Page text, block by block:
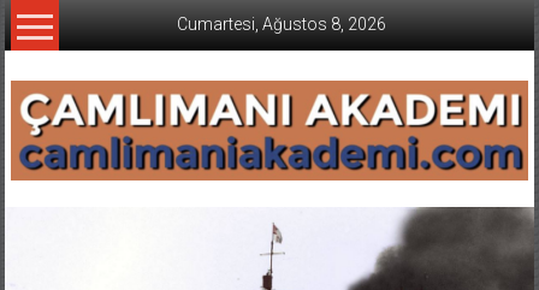
İçeriğe
geç
Cumartesi, Ağustos 8, 2026